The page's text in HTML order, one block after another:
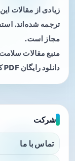
زیادی از مقالات
ترجمه شده‌اند.
مجاز است.
منبع مقالات
دانلود رایگان PDF کتاب‌های پزشکی.
شرکت
تماس با ما